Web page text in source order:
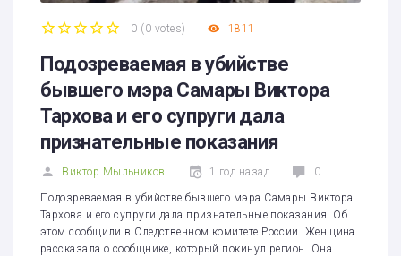
0 (0 votes) 1811
Подозреваемая в убийстве
бывшего мэра Самары Виктора
Тархова и его супруги дала
признательные показания
Виктор Мыльников 1 год назад 0
Подозреваемая в убийстве бывшего мэра Самары Виктора
Тархова и его супруги дала признательные показания. Об
этом сообщили в Следственном комитете России. Женщина
рассказала о сообщнике, который покинул регион. Она